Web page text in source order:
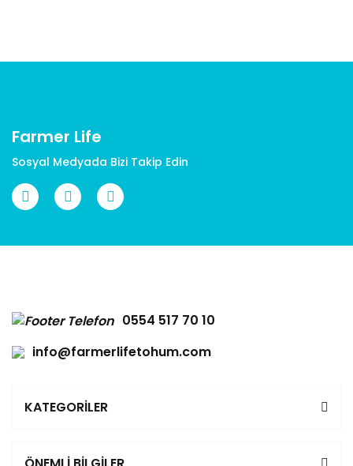
Farmer Life
Sosyal Medyada Bizi Takip Edin
0554 517 70 10
info@farmerlifetohum.com
KATEGORİLER